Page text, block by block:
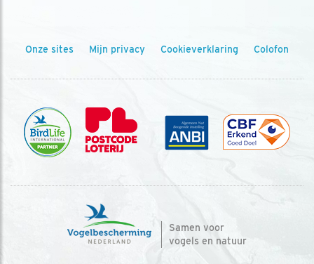
Onze sites Mijn privacy Cookieverklaring Colofon
Samen voor
vogels en natuur